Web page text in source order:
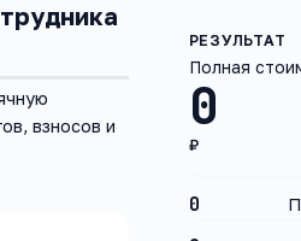
взносов и
0
Полная
₽
0